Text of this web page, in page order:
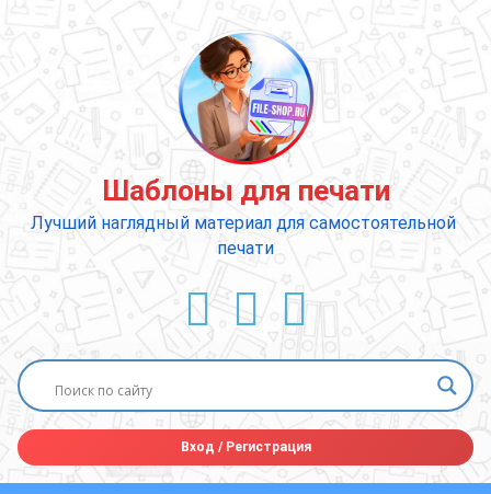
содержимому
Шаблоны для печати
Лучший наглядный материал для самостоятельной
печати
ВКонтакте
YouTube
E-mail
Вход /Регистрация